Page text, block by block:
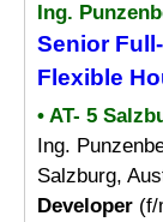
Ing.
Senior
Flexible
• AT- 5
Ing.
Salzburg,
Developer (f/